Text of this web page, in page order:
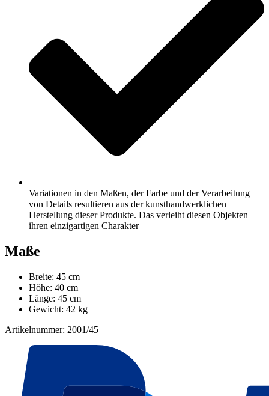
Variationen in den Maßen, der Farbe und der Verarbeitung
von Details resultieren aus der kunsthandwerklichen
Herstellung dieser Produkte. Das verleiht diesen Objekten
ihren einzigartigen Charakter
Maße
Breite: 45 cm
Höhe: 40 cm
Länge: 45 cm
Gewicht: 42 kg
Artikelnummer: 2001/45